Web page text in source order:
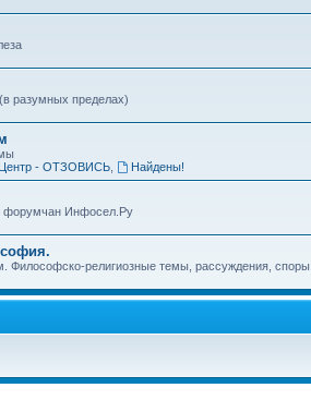
разумных пределах)
- ОТЗОВИСЬ, Найдены!
форумчан Инфосел.Ру
Философско-религиозные темы, рассуждения, споры.